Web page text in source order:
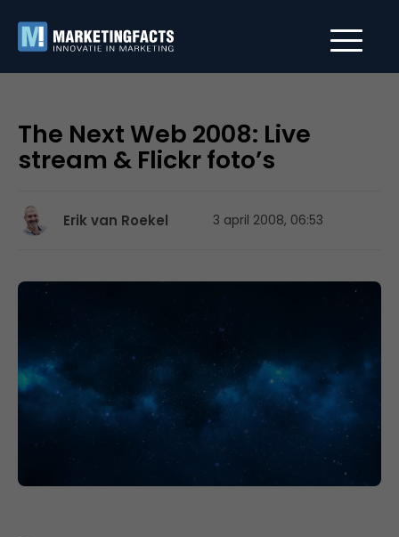
The Next Web 2008: Live
stream & Flickr foto’s
Erik van Roekel 3 april 2008, 06:53